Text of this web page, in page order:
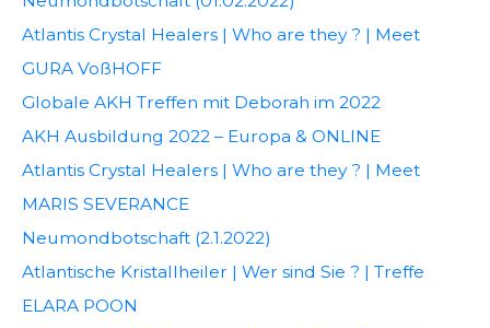
Atlantis Crystal Healers | Who are they ? | Meet
GURA VoßHOFF
Globale AKH Treffen mit Deborah im 2022
AKH Ausbildung 2022 – Europa & ONLINE
Atlantis Crystal Healers | Who are they ? | Meet
MARIS SEVERANCE
Neumondbotschaft (2.1.2022)
Atlantische Kristallheiler | Wer sind Sie ? | Treffe
ELARA POON